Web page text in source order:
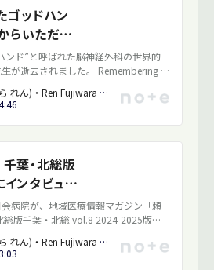
向性を決めたとも思いますし、研修
後を大きく左右すると思っていま
ゴッドハン
らいただい
ンド”と呼ばれた脳神経外科の世界的
が逝去されました。 Remembering T
in Duke Neurosurgery are saddened by
藤原廉(ふじわら れん)・Ren Fujiwara / 脳神経外科医・Neurosurgeon
千葉・北総版
ンタビュー
病院が、地域医療情報マガジン「頼
総版千葉・北総 vol.8 2024-2025版」
年3月）に紹介されました。成田富里
について、私のインタビューが91
す。
藤原廉(ふじわら れん)・Ren Fujiwara / 脳神経外科医・Neurosurgeon